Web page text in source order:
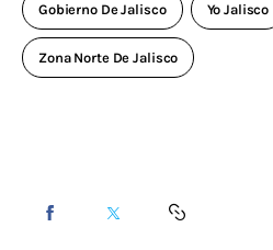
Gobierno De Jalisco Yo Jalisco
Zona Norte De Jalisco